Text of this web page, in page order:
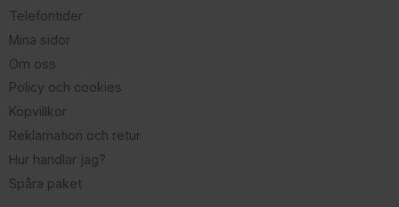
Telefontider
Mina sidor
Om oss
Policy och cookies
Köpvillkor
Reklamation och retur
Hur handlar jag?
Spåra paket